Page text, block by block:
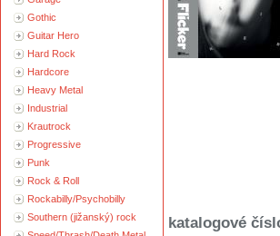
Gothic
Guitar Hero
Hard Rock
Hardcore
Heavy Metal
Industrial
Krautrock
Progressive
Punk
Rock & Roll
Rockabilly/Psychobilly
Southern (jižanský) rock
katalogové